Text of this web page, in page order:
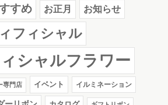
すめ お正月 お知らせ
フィシャル
シャルフラワー
専門店 イベント イルミネーション